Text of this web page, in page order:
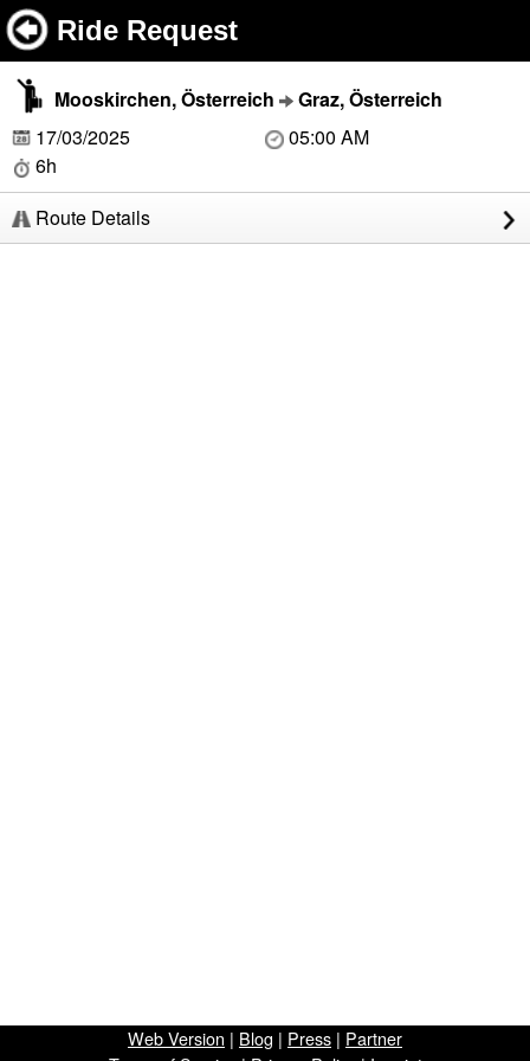
Ride Request
Mooskirchen, Österreich
Graz, Österreich
17/03/2025
05:00 AM
6h
Route Details
Web Version | Blog | Press | Partner